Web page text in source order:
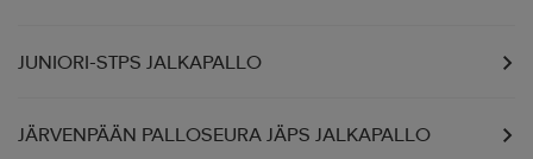
JUNIORI-STPS JALKAPALLO
JÄRVENPÄÄN PALLOSEURA JÄPS JALKAPALLO